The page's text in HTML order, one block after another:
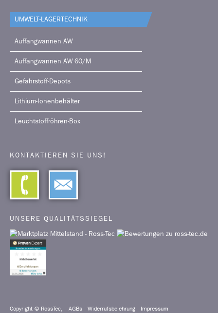
UMWELT-LAGERTECHNIK
Auffangwannen AW
Auffangwannen AW 60/M
Gefahrstoff-Depots
Lithium-Ionenbehälter
Leuchtstoffröhren-Box
KONTAKTIEREN SIE UNS!
UNSERE QUALITÄTSSIEGEL
Copyright © RossTec, AGBs |Widerrufsbelehrung Impressum